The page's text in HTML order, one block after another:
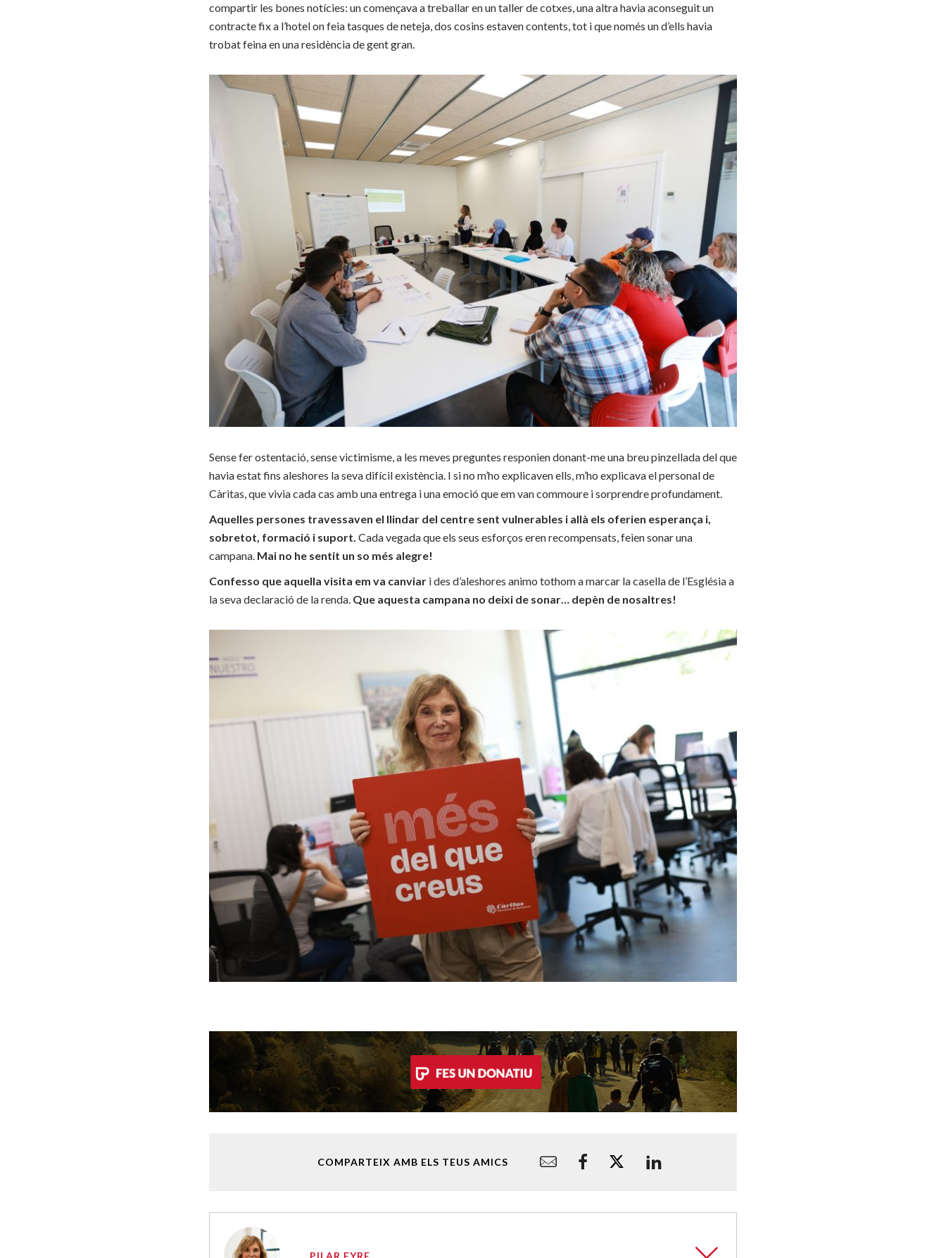
compartir les bones notícies: un començava a treballar en un taller de cotxes, una altra havia aconseguit un
contracte fix a l’hotel on feia tasques de neteja, dos cosins estaven contents, tot i que només un d’ells havia
trobat feina en una residència de gent gran.
Sense fer ostentació, sense victimisme, a les meves preguntes responien donant-me una breu pinzellada del que
havia estat fins aleshores la seva difícil existència. I si no m’ho explicaven ells, m’ho explicava el personal de
Càritas, que vivia cada cas amb una entrega i una emoció que em van commoure i sorprendre profundament.
Aquelles persones travessaven el llindar del centre sent vulnerables i allà els oferien esperança i,
sobretot, formació i suport. Cada vegada que els seus esforços eren recompensats, feien sonar una
campana. Mai no he sentit un so més alegre!
Confesso que aquella visita em va canviar i des d’aleshores animo tothom a marcar la casella de l’Església a
la seva declaració de la renda. Que aquesta campana no deixi de sonar… depèn de nosaltres!
COMPARTEIX AMB ELS TEUS AMICS
PILAR EYRE